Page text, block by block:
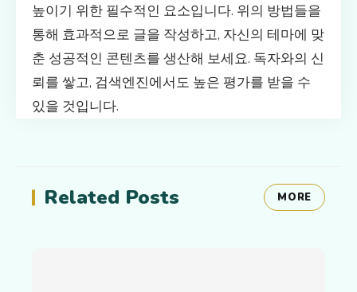
높이기 위한 필수적인 요소입니다. 위의 방법들을
통해 효과적으로 글을 작성하고, 자신의 테마에 맞
춘 성공적인 콘텐츠를 생산해 보세요. 독자와의 신
뢰를 쌓고, 검색엔진에서도 높은 평가를 받을 수
있을 것입니다.
Related Posts MORE